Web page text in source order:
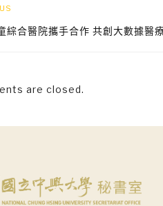
綜合醫院攜手合作 共創大數據醫
are closed.